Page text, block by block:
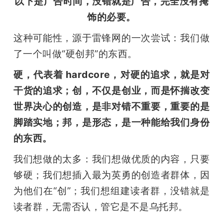
饰的必要。
这种可能性，源于雷锋网的一次尝试：我们做
了一个叫做“硬创邦”的东西。
硬，代表着 hardcore，对硬的追求，就是对
干货的追求；创，不仅是创业，而是怀揣改变
世界决心的创造，是非对错不重要，重要的是
脚踏实地；邦，是形态，是一种能给我们身份
的东西。
我们想做的太多：我们想做优质的内容，只要
够硬；我们想插入最为英勇的创造者群体，因
为他们在“创”；我们想组建读者群，没错就是
读者群，无需否认，管它是不是乌托邦。